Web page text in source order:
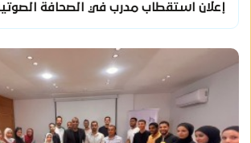
إعلان استقطاب مدرب في الصحافة